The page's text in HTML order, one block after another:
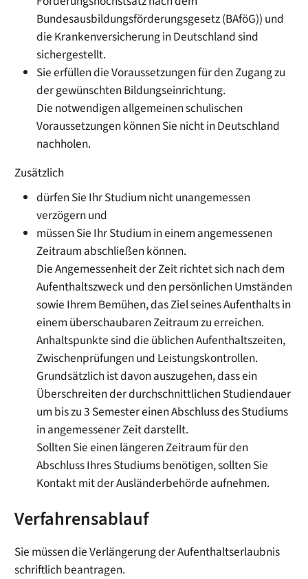
Bundesausbildungsförderungsgesetz (BAföG)) und
die Krankenversicherung in Deutschland sind
sichergestellt.
Sie erfüllen die Voraussetzungen für den Zugang zu
der gewünschten Bildungseinrichtung.
Die notwendigen allgemeinen schulischen
Voraussetzungen können Sie nicht in Deutschland
nachholen.
Zusätzlich
dürfen Sie Ihr Studium nicht unangemessen
verzögern und
müssen Sie Ihr Studium in einem angemessenen
Zeitraum abschließen können.
Die Angemessenheit der Zeit richtet sich nach dem
Aufenthaltszweck und den persönlichen Umständen
sowie Ihrem Bemühen, das Ziel seines Aufenthalts in
einem überschaubaren Zeitraum zu erreichen.
Anhaltspunkte sind die üblichen Aufenthaltszeiten,
Zwischenprüfungen und Leistungskontrollen.
Grundsätzlich ist davon auszugehen, dass ein
Überschreiten der durchschnittlichen Studiendauer
um bis zu 3 Semester einen Abschluss des Studiums
in angemessener Zeit darstellt.
Sollten Sie einen längeren Zeitraum für den
Abschluss Ihres Studiums benötigen, sollten Sie
Kontakt mit der Ausländerbehörde aufnehmen.
Verfahrensablauf
Sie müssen die Verlängerung der Aufenthaltserlaubnis
schriftlich beantragen.